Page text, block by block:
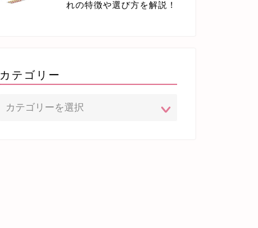
れの特徴や選び方を解説！
カテゴリー